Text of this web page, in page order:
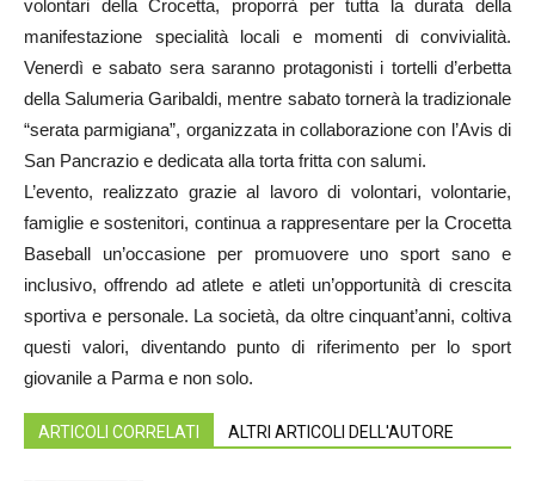
volontari della Crocetta, proporrà per tutta la durata della
manifestazione specialità locali e momenti di convivialità.
Venerdì e sabato sera saranno protagonisti i tortelli d’erbetta
della Salumeria Garibaldi, mentre sabato tornerà la tradizionale
“serata parmigiana”, organizzata in collaborazione con l’Avis di
San Pancrazio e dedicata alla torta fritta con salumi.
L’evento, realizzato grazie al lavoro di volontari, volontarie,
famiglie e sostenitori, continua a rappresentare per la Crocetta
Baseball un’occasione per promuovere uno sport sano e
inclusivo, offrendo ad atlete e atleti un’opportunità di crescita
sportiva e personale. La società, da oltre cinquant’anni, coltiva
questi valori, diventando punto di riferimento per lo sport
giovanile a Parma e non solo.
ARTICOLI CORRELATI ALTRI ARTICOLI DELL'AUTORE